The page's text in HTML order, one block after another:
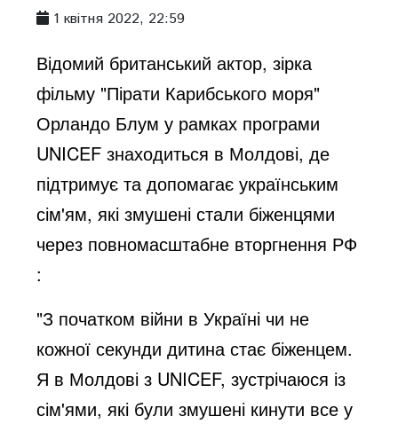
1 квітня 2022, 22:59
Відомий британський актор, зірка
фільму "Пірати Карибського моря"
Орландо Блум у рамках програми
UNICEF знаходиться в Молдові, де
підтримує та допомагає українським
сім'ям, які змушені стали біженцями
через повномасштабне вторгнення РФ
:
"З початком війни в Україні чи не
кожної секунди дитина стає біженцем.
Я в Молдові з UNICEF, зустрічаюся із
сім'ями, які були змушені кинути все у